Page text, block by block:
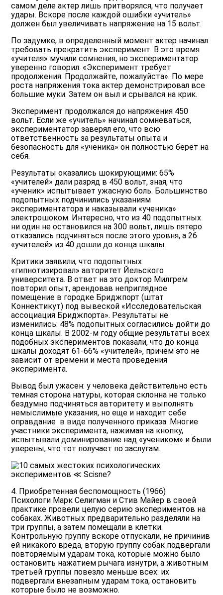
самом деле актер лишь притворялся, что получает
удары. Вскоре после каждой ошибки «учитель»
должен был увеличивать напряжение на 15 вольт.
По задумке, в определенный момент актер начинал
требовать прекратить эксперимент. В это время
«учителя» мучили сомнения, но экспериментатор
уверенно говорил: «Эксперимент требует
продолжения. Продолжайте, пожалуйста». По мере
роста напряжения тока актер демонстрировал все
большие муки. Затем он выл и срывался на крик.
Эксперимент продолжался до напряжения 450
вольт. Если же «учитель» начинал сомневаться,
экспериментатор заверял его, что всю
ответственность за результаты опыта и
безопасность для «ученика» он полностью берет на
себя.
Результаты оказались шокирующими: 65%
«учителей» дали разряд в 450 вольт, зная, что
«ученик» испытывает ужасную боль. Большинство
подопытных подчинились указаниям
экспериментатора и наказывали «ученика»
электрошоком. Интересно, что из 40 подопытных
ни один не остановился на 300 вольт, лишь пятеро
отказались подчиняться после этого уровня, а 26
«учителей» из 40 дошли до конца шкалы.
Критики заявили, что подопытных
«гипнотизировал» авторитет Йельского
университета. В ответ на это доктор Милгрем
повторил опыт, арендовав неприглядное
помещение в городке Бриджпорт (штат
Коннектикут) под вывеской «Исследовательская
ассоциация Бриджпорта». Результаты не
изменились: 48% подопытных согласились дойти до
конца шкалы. В 2002-м году общие результаты всех
подобных экспериментов показали, что до конца
шкалы доходят 61-66% «учителей», причем это не
зависит от времени и места проведения
эксперимента.
Вывод был ужасен: у человека действительно есть
темная сторона натуры, которая склонна не только
бездумно подчиняться авторитету и выполнять
немыслимые указания, но еще и находит себе
оправдание в виде полученного приказа. Многие
участники эксперимента, нажимая на кнопку,
испытывали доминирование над «учеником» и были
уверены, что тот получает по заслугам.
4. Приобретенная беспомощность (1966)
Психологи Марк Селигман и Стив Майер в своей
практике провели целую серию экспериментов на
собаках. Животных предварительно разделяли на
три группы, а затем помещали в клетки.
Контрольную группу вскоре отпускали, не причинив
ей никакого вреда, вторую группу собак подвергали
повторяемым ударам тока, которые можно было
остановить нажатием рычага изнутри, а животным
третьей группы повезло меньше всех: их
подвергали внезапным ударам тока, остановить
которые было не возможно.